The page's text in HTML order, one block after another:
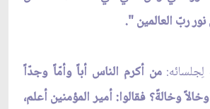
ربّ العالمين ".
من أكرم الناس أباً وأمّاً وجدّاً
وخالةً؟ فقالوا: أمير المؤمنين أعلم،